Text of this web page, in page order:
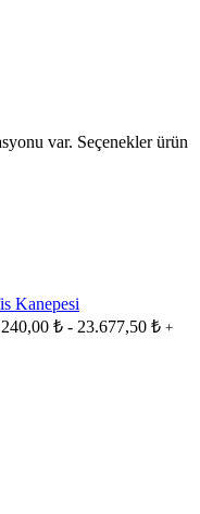
var. Seçenekler ürün
Kanepesi
₺ - 23.677,50 ₺ +